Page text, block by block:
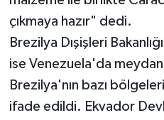
çıkmaya hazır" dedi.
Brezilya Dışişleri
ise Venezuela'da
Brezilya'nın bazı
ifade edildi. Ekvador